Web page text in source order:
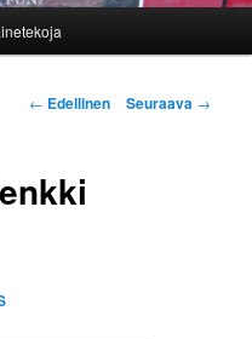
Artikkelien
← Edellinen Seuraava →